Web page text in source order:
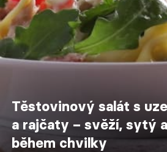
Těstovinový salát s
a rajčaty – svěží, sytý
během chvilky